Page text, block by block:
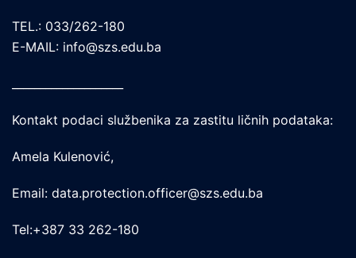
TEL.: 033/262-180
E-MAIL: info@szs.edu.ba
Kontakt podaci službenika za zastitu ličnih podataka:
Amela Kulenović,
Email: data.protection.officer@szs.edu.ba
Tel:+387 33 262-180